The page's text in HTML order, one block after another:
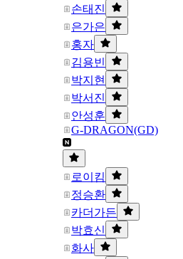
손태진
은가은
홍자
김용빈
박지현
박서진
안성훈
G-DRAGON(GD)
로이킴
정승환
카더가든
박효신
화사